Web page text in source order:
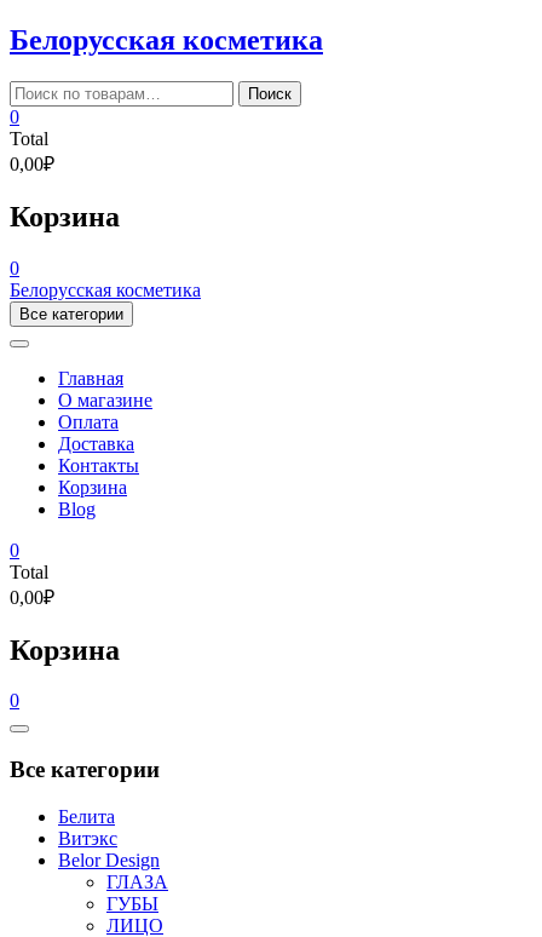
Skip
to
content
Белорусская косметика
Искать: Поиск
0
Total
0,00₽
Корзина
0
Белорусская косметика
Все категории
Главная
О магазине
Оплата
Доставка
Контакты
Корзина
Blog
0
Total
0,00₽
Корзина
0
Catalog
Все категории
Белита
Витэкс
Belor Design
ГЛАЗА
ГУБЫ
ЛИЦО